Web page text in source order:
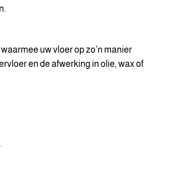
uw vloer op zo’n manier
en de afwerking in olie, wax of